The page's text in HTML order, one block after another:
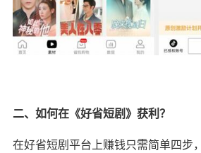
二、如何在《好省短剧》获利？
在好省短剧平台上赚钱只需简单四步